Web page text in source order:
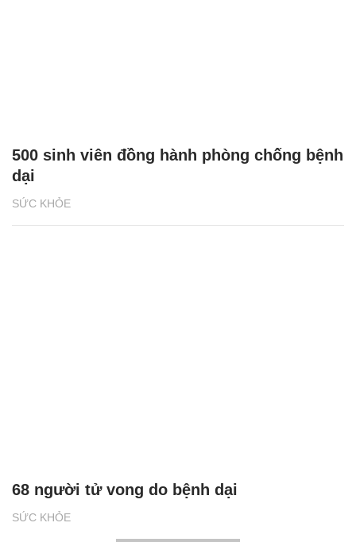
SỨC KHỎE
500 sinh viên đồng hành phòng chống bệnh
dại
SỨC KHỎE
68 người tử vong do bệnh dại